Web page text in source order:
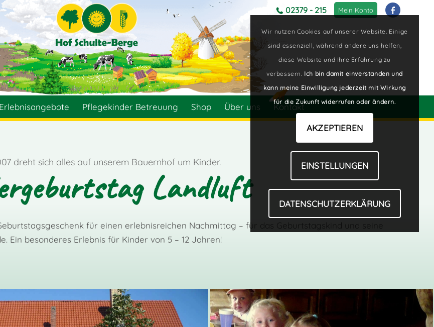
Mein Konto
02379 - 215
Erlebnisangebote Pflegekinder Betreuung Shop Über uns Kontakt
dreht sich alles auf unserem Bauernhof um Kinder.
Landluft
für einen erlebnisreichen Nachmittag – für das Geburtstagskind und seine
Ein besonderes Erlebnis für Kinder von 5 – 12 Jahren!
Wir nutzen Cookies auf unserer Website. Einige
sind essenziell, während andere uns helfen,
diese Website und Ihre Erfahrung zu
verbessern. Ich bin damit einverstanden und
kann meine Einwilligung jederzeit mit Wirkung
für die Zukunft widerrufen oder ändern.
AKZEPTIEREN
EINSTELLUNGEN
DATENSCHUTZERKLÄRUNG